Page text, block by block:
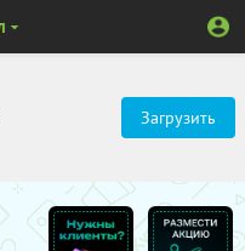
Загрузить